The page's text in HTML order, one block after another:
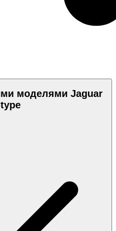
моделями Jaguar